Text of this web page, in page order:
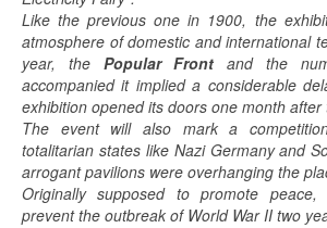
Like the previous one in 1900, the
atmosphere of domestic and international
year, the Popular Front and the
accompanied it implied a considerable
exhibition opened its doors one month after
The event will also mark a
totalitarian states like Nazi Germany and
arrogant pavilions were overhanging the
Originally supposed to promote
prevent the outbreak of World War II two